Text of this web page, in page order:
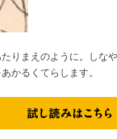
りまえのように。しな
かるくてらします。